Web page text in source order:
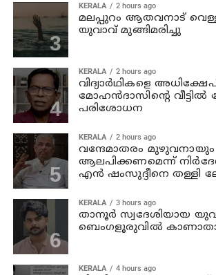
KERALA 2 hours ago
മലപ്പുറം ആതവനാട്
യുവാവ് മുങ്ങിമരിച്ചു
KERALA 2 hours ago
വിദ്യാര്‍ഥികളെ
മോഹന്‍ദാസിന്റെ
പരിശോധന
KERALA 2 hours ago
വന്ദേമാതരം മുഴുവനായും
ആലപിക്കണമെന്ന്
എന്‍ ഷംസുദ്ദീനെ തള്ളി
KERALA 3 hours ago
താനൂര്‍ സ്വദേശിയായ
ബെംഗളൂരുവില്‍
KERALA 4 hours ago